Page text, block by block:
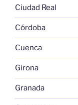
Ciudad Real
Córdoba
Cuenca
Girona
Granada